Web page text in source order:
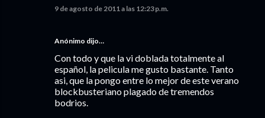
9 de agosto de 2011 a las 12:23 p.m.
Anónimo dijo…
Con todo y que la vi doblada totalmente al
español, la pelicula me gusto bastante. Tanto
asi, que la pongo entre lo mejor de este verano
blockbusteriano plagado de tremendos
bodrios.